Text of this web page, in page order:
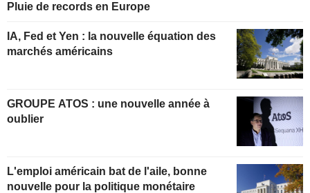
Pluie de records en Europe
IA, Fed et Yen : la nouvelle équation des
marchés américains
GROUPE ATOS : une nouvelle année à
oublier
L'emploi américain bat de l'aile, bonne
nouvelle pour la politique monétaire